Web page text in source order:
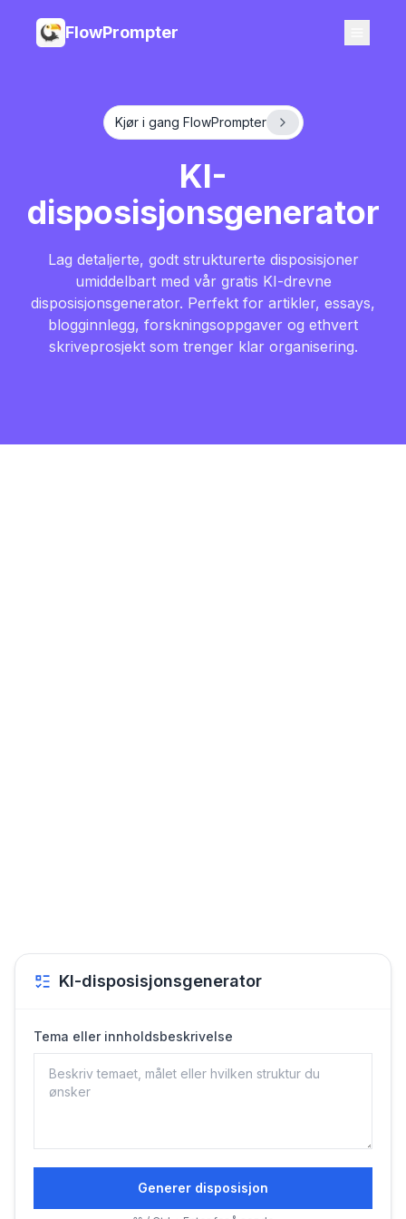
FlowPrompter
Kjør i gang FlowPrompter
KI-
disposisjonsgenerator
Lag detaljerte, godt strukturerte disposisjoner
umiddelbart med vår gratis KI-drevne
disposisjonsgenerator. Perfekt for artikler, essays,
blogginnlegg, forskningsoppgaver og ethvert
skriveprosjekt som trenger klar organisering.
KI-disposisjonsgenerator
Tema eller innholdsbeskrivelse
Generer disposisjon